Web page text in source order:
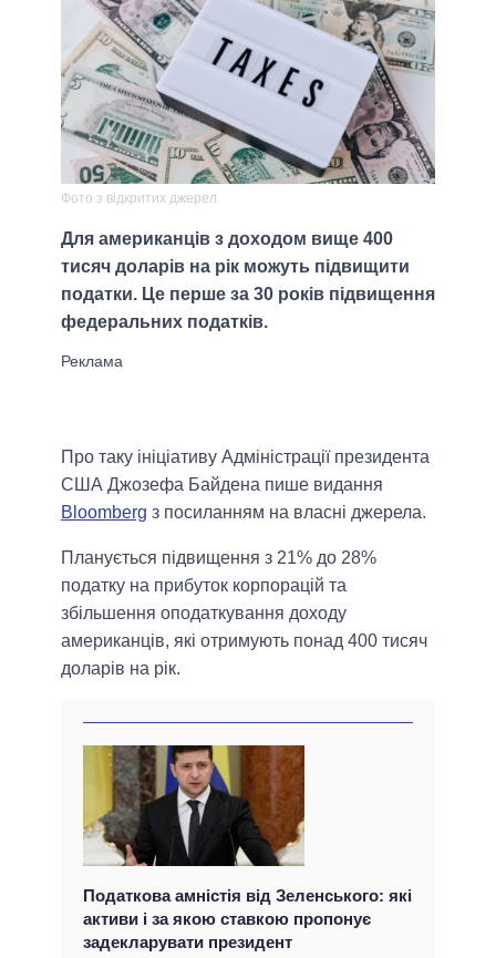
Фото з відкритих джерел
Для американців з доходом вище 400
тисяч доларів на рік можуть підвищити
податки. Це перше за 30 років підвищення
федеральних податків.
Про таку ініціативу Адміністрації президента
США Джозефа Байдена пише видання
Bloomberg з посиланням на власні джерела.
Планується підвищення з 21% до 28%
податку на прибуток корпорацій та
збільшення оподаткування доходу
американців, які отримують понад 400 тисяч
доларів на рік.
Податкова амністія від Зеленського: які
активи і за якою ставкою пропонує
задекларувати президент